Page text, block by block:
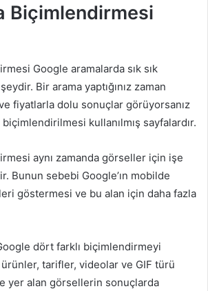
Biçimlendirmesi
Google aramalarda sık sık
Bir arama yaptığınız zaman
fiyatlarla dolu sonuçlar görüyorsanız
kullanılmış sayfalardır.
aynı zamanda görseller için işe
Bunun sebebi Google’ın mobilde
göstermesi ve bu alan için daha fazla
dört farklı biçimlendirmeyi
tarifler, videolar ve GIF türü
yer alan görsellerin sonuçlarda